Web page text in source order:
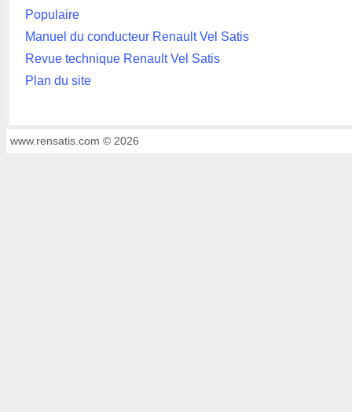
Populaire
Manuel du conducteur Renault Vel Satis
Revue technique Renault Vel Satis
Plan du site
www.rensatis.com © 2026